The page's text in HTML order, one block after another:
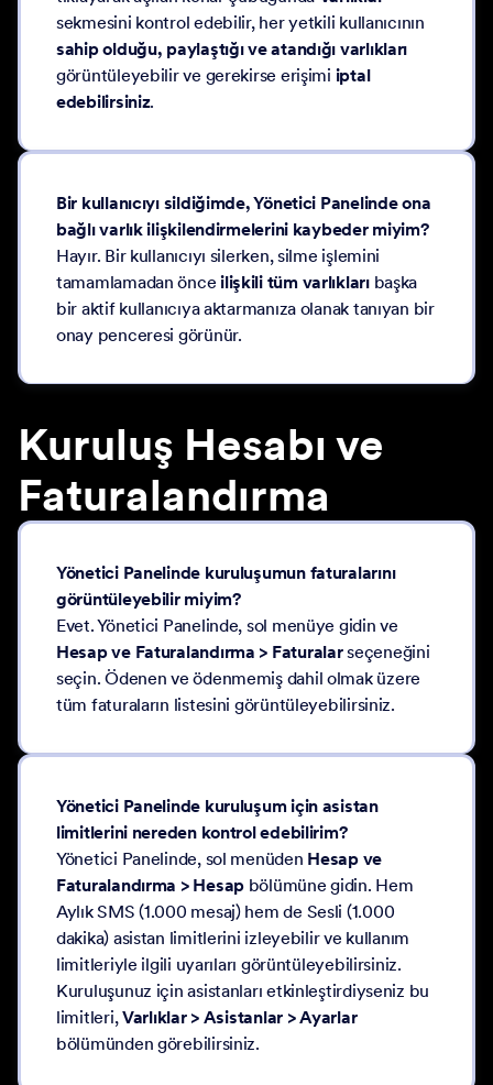
sekmesini kontrol edebilir, her yetkili kullanıcının
sahip olduğu, paylaştığı ve atandığı varlıkları
görüntüleyebilir ve gerekirse erişimi iptal
edebilirsiniz.
Bir kullanıcıyı sildiğimde, Yönetici Panelinde ona
bağlı varlık ilişkilendirmelerini kaybeder miyim?
Hayır. Bir kullanıcıyı silerken, silme işlemini
tamamlamadan önceilişkili tüm varlıklarıbaşka
bir aktif kullanıcıya aktarmanıza olanak tanıyan bir
onay penceresi görünür.
Kuruluş Hesabı ve
Faturalandırma
Yönetici Panelinde kuruluşumun faturalarını
görüntüleyebilir miyim?
Evet. Yönetici Panelinde, sol menüye gidin ve
Hesap ve Faturalandırma > Faturalarseçeneğini
seçin. Ödenen ve ödenmemiş dahil olmak üzere
tüm faturaların listesini görüntüleyebilirsiniz.
Yönetici Panelinde kuruluşum için asistan
limitlerini nereden kontrol edebilirim?
Yönetici Panelinde, sol menüden Hesap ve
Faturalandırma > Hesap bölümüne gidin. Hem
Aylık SMS (1.000 mesaj) hem de Sesli (1.000
dakika) asistan limitlerini izleyebilir ve kullanım
limitleriyle ilgili uyarıları görüntüleyebilirsiniz.
Kuruluşunuz için asistanları etkinleştirdiyseniz bu
limitleri,Varlıklar > Asistanlar > Ayarlar
bölümünden görebilirsiniz.